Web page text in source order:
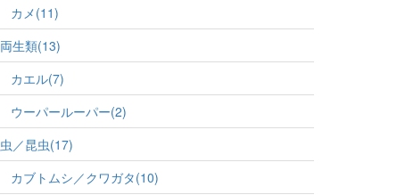
カメ(11)
両生類(13)
カエル(7)
ウーパールーパー(2)
虫／昆虫(17)
カブトムシ／クワガタ(10)